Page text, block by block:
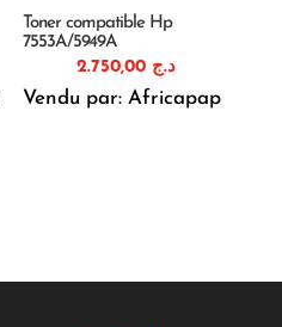
Toner compatible Hp
7553A/5949A
د.ج 2.750,00
Vendu par: Africapap